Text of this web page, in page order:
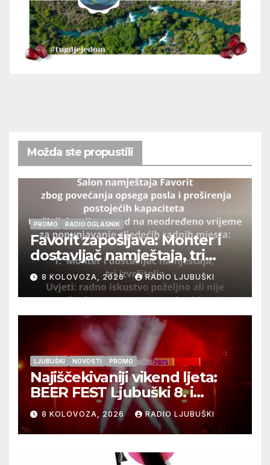
Možda ste propustili
PROMO RADIO OGLASNIK
Favorit zapošljava: Monter i
dostavljač namještaja, tri
izvršitelja
8 KOLOVOZA, 2026 RADIO LJUBUŠKI
LJUBUŠKI NOVOSTI PROMO
Najiščekivaniji vikend ljeta:
BEER FEST Ljubuški 8. i
9.kolovoza
8 KOLOVOZA, 2026 RADIO LJUBUŠKI